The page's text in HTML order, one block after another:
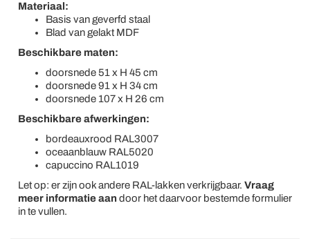
Materiaal:
Basis van geverfd staal
Blad van gelakt MDF
Beschikbare maten:
doorsnede 51 x H 45 cm
doorsnede 91 x H 34 cm
doorsnede 107 x H 26 cm
Beschikbare afwerkingen:
bordeauxrood RAL3007
oceaanblauw RAL5020
capuccino RAL1019
Let op: er zijn ook andere RAL-lakken verkrijgbaar. Vraag
meer informatie aan door het daarvoor bestemde formulier
in te vullen.